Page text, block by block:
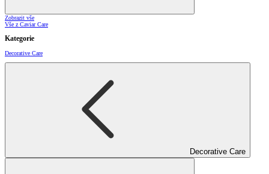
Zobrazit vše
Vše z Caviar Care
Kategorie
Decorative Care
Decorative Care